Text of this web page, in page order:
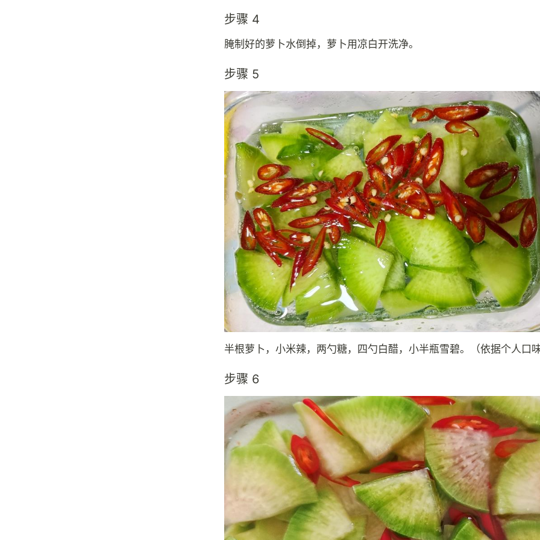
步骤 4
腌制好的萝卜水倒掉，萝卜用凉白开洗净。
步骤 5
半根萝卜，小米辣，两勺糖，四勺白醋，小半瓶雪碧。（依据个人口
步骤 6